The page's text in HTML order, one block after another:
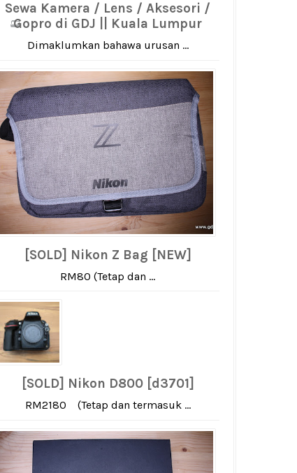
Sewa Kamera / Lens / Aksesori /
Gopro di GDJ || Kuala Lumpur
Dimaklumkan bahawa urusan ...
[SOLD] Nikon Z Bag [NEW]
RM80 (Tetap dan ...
[SOLD] Nikon D800 [d3701]
RM2180 (Tetap dan termasuk ...